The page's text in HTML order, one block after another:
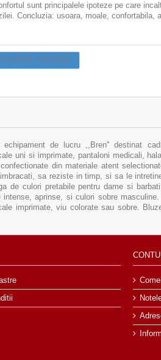
sunt principalele ipoteze pe care
Concluzia: usoara, moale,
WRITE A REVIEW!
echipament de lucru ,,Bren'' destinat
uni si imprimate, pantaloni medicali,
din materiale atent
sa reziste in timp, si sa le
de culori pretabile pentru dame si
intense, aprinse, si culori sobre
imprimate, viu colorate sau sobre.